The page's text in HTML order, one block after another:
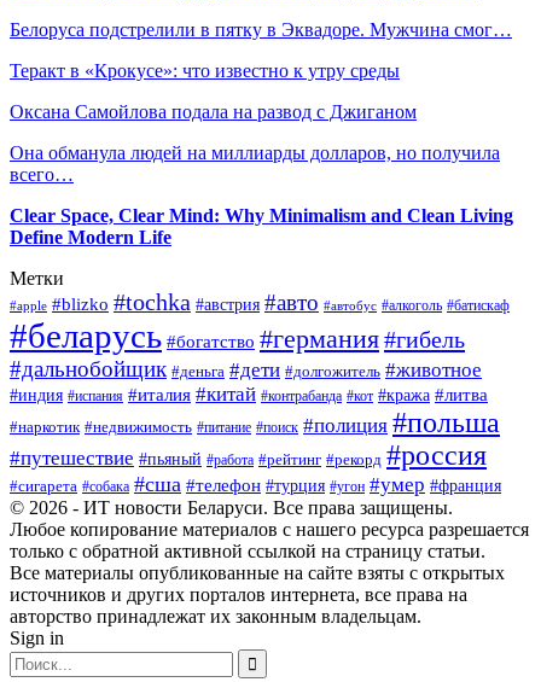
Белоруса подстрелили в пятку в Эквадоре. Мужчина смог…
Теракт в «Крокусе»: что известно к утру среды
Оксана Самойлова подала на развод с Джиганом
Она обманула людей на миллиарды долларов, но получила
всего…
Clear Space, Clear Mind: Why Minimalism and Clean Living
Define Modern Life
Метки
#apple #blizko #tochka #австрия #авто #автобус #алкоголь #батискаф
#беларусь #богатство #германия#гибель
#дальнобойщик #деньга #дети #долгожитель #животное
#индия #испания #италия #китай #контрабанда #кот #кража #литва
#наркотик #недвижимость #питание #поиск #полиция #польша
#путешествие #пьяный #работа #рейтинг #рекорд #россия
#сигарета #собака #сша #телефон #турция #угон #умер #франция
© 2026 - ИТ новости Беларуси. Все права защищены.
Любое копирование материалов с нашего ресурса разрешается
только с обратной активной ссылкой на страницу статьи.
Все материалы опубликованные на сайте взяты с открытых
источников и других порталов интернета, все права на
авторство принадлежат их законным владельцам.
Sign in